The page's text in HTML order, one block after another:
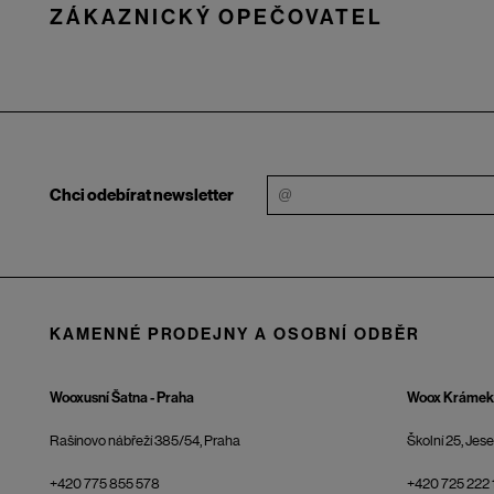
ZÁKAZNICKÝ OPEČOVATEL
Chci odebírat newsletter
KAMENNÉ PRODEJNY A OSOBNÍ ODBĚR
Wooxusní Šatna - Praha
Rašínovo nábřeží 385/54, Praha
+420 775 855 578
Woox
Školní 25,
+420 725 222